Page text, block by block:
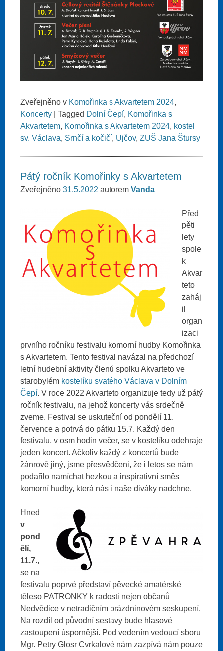
Zveřejněno v Komořinka s Akvartetem 2024,
Koncerty
|Tagged Dolní Čepí, Komořinka s
Akvartetem, Komořinka s Akvartetem 2024, kostel
sv. Václava, Srnčí a kočičí, Ujčov,ZUŠ Jana Štursy
Pátý ročník Komořinky s Akvartetem
Zveřejněno31.5.2022 autoremVanda
Před
pěti
lety
spole
k
Akvar
teto
zaháj
il
organ
izaci
prvního ročníku festivalu komorní hudby Komořinka
s Akvartetem. Tento festival navázal na předchozí
letní hudební aktivity členů spolku Akvarteto ve
starobylém kostelíku svatého Václava v Dolním
Čepí. V roce 2022 Akvarteto organizuje tedy už pátý
ročník festivalu, na jehož koncerty vás srdečně
zveme. Festival se uskuteční od pondělí 11.
července a potrvá do pátku 15.7. Každý den
festivalu, v osm hodin večer, se v kostelíku odehraje
jeden koncert. Ačkoliv každý z koncertů bude
žánrově jiný, jsme přesvědčeni, že i letos se nám
podařilo namíchat hezkou a inspirativní směs
komorní hudby, která nás i naše diváky nadchne.
Hned
v
pond
ělí,
11.7.,
se na
festivalu poprvé představí pěvecké amatérské
těleso PATRONKY k radosti nejen občanů
Nedvědice v netradičním prázdninovém seskupení.
Na rozdíl od původní sestavy bude hlasové
zastoupení úspornější. Pod vedením vedoucí sboru
Mgr. Petry Glosr Cvrkalové nám zazpívá nám pouze